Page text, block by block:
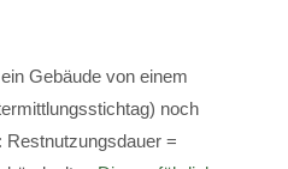
Gebäude von einem
noch
Restnutzungsdauer =